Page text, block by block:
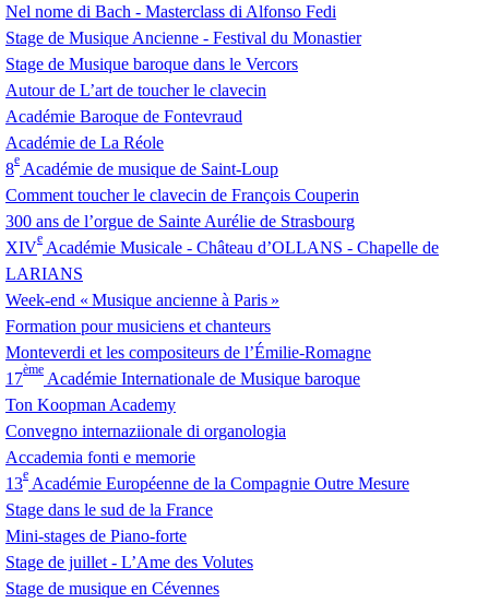
Nel nome di Bach - Masterclass di Alfonso Fedi
Stage de Musique Ancienne - Festival du Monastier
Stage de Musique baroque dans le Vercors
Autour de L’art de toucher le clavecin
Académie Baroque de Fontevraud
Académie de La Réole
8
e
Académie de musique de Saint-Loup
Comment toucher le clavecin de François Couperin
300 ans de l’orgue de Sainte Aurélie de Strasbourg
XIV
e
Académie Musicale - Château d’OLLANS - Chapelle de
LARIANS
Week-end « Musique ancienne à Paris »
Formation pour musiciens et chanteurs
Monteverdi et les compositeurs de l’Émilie-Romagne
17
ème
Académie Internationale de Musique baroque
Ton Koopman Academy
Convegno internaziionale di organologia
Accademia fonti e memorie
13
e
Académie Européenne de la Compagnie Outre Mesure
Stage dans le sud de la France
Mini-stages de Piano-forte
Stage de juillet - L’Ame des Volutes
Stage de musique en Cévennes